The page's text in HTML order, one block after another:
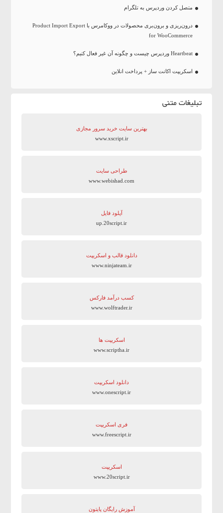
متصل کردن وردپرس به تلگرام
درون‌ریزی و برون‌بری محصولات در ووکامرس با Product Import Export
for WooCommerce
Heartbeat وردپرس چیست و چگونه آن غیر فعال کنیم؟
اسکریپت اکانت ساز + پرداخت انلاین
تبلیغات متنی
بهترین سایت‌ خرید سرور مجازی
www.xscript.ir
طراحی سایت
www.webishad.com
آپلود فایل
up.20script.ir
دانلود قالب و اسکریپت
www.ninjateam.ir
کسب درآمد فارکس
www.wolftrader.ir
اسکریپت ها
www.scriptha.ir
دانلود اسکریپت
www.onescript.ir
فری اسکریپت
www.freescript.ir
اسکریپت
www.20script.ir
آموزش رایگان پایتون